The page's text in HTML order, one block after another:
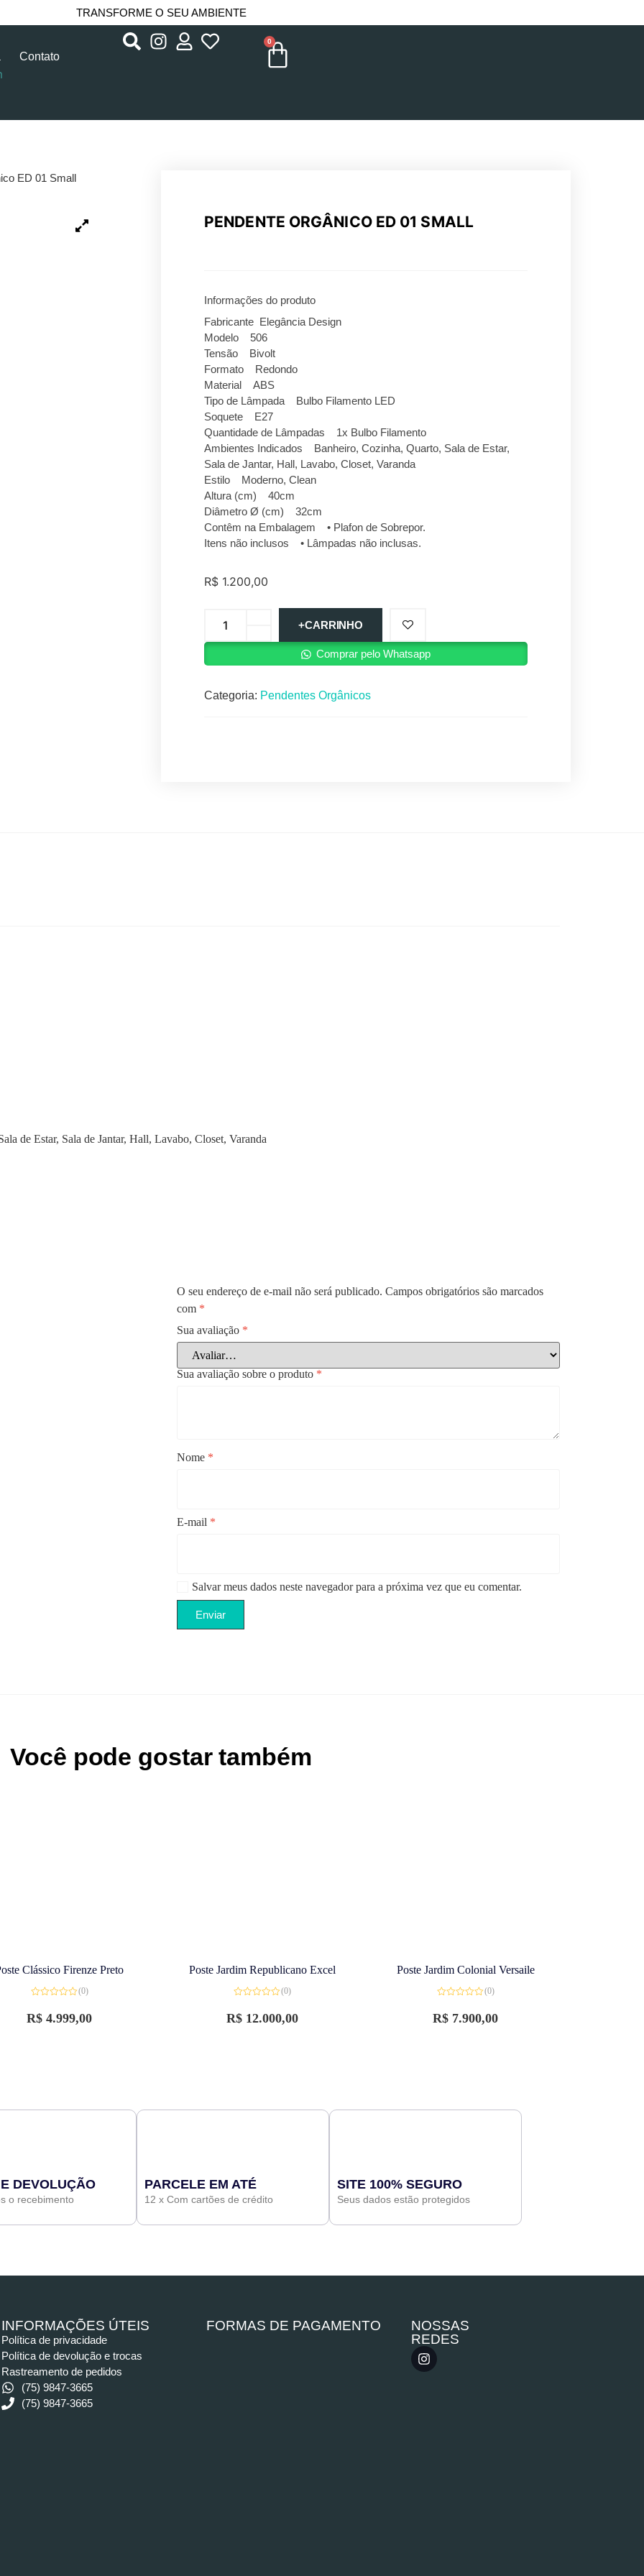
TRANSFORME O SEU AMBIENTE
Contato
0
ED 01 Small
PENDENTE ORGÂNICO ED 01 SMALL
Informações do produto
Fabricante Elegância Design
Modelo 506
Tensão Bivolt
Formato Redondo
Material ABS
Tipo de Lâmpada Bulbo Filamento LED
Soquete E27
Quantidade de Lâmpadas 1x Bulbo Filamento
Ambientes Indicados Banheiro, Cozinha, Quarto, Sala de Estar,
Sala de Jantar, Hall, Lavabo, Closet, Varanda
Estilo Moderno, Clean
Altura (cm) 40cm
Diâmetro Ø (cm) 32cm
Contêm na Embalagem • Plafon de Sobrepor.
Itens não inclusos • Lâmpadas não inclusas.
R$ 1.200,00
+CARRINHO
Comprar pelo Whatsapp
Categoria: Pendentes Orgânicos
de Estar, Sala de Jantar, Hall, Lavabo, Closet, Varanda
O seu endereço de e-mail não será publicado. Campos obrigatórios são marcados
com *
Sua avaliação *
Sua avaliação sobre o produto *
Nome *
E-mail *
Salvar meus dados neste navegador para a próxima vez que eu comentar.
Você pode gostar também
Clássico Firenze Preto
0
de
(0)
R$ 4.999,00
Poste Jardim Republicano Excel
0
de
(0)
R$ 12.000,00
Poste Jardim Colonial Versaile
0
de
(0)
R$ 7.900,00
DEVOLUÇÃO
o recebimento
PARCELE EM ATÉ
12 x Com cartões de crédito
SITE 100% SEGURO
Seus dados estão protegidos
INFORMAÇÕES ÚTEIS
Política de privacidade
Política de devolução e trocas
Rastreamento de pedidos
(75) 9847-3665
(75) 9847-3665
FORMAS DE PAGAMENTO
NOSSAS
REDES